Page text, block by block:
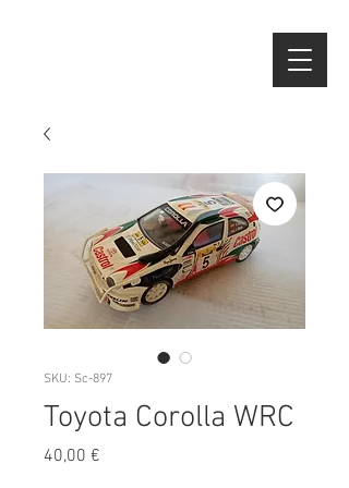
SKU: Sc-897
Toyota Corolla WRC
40,00 €